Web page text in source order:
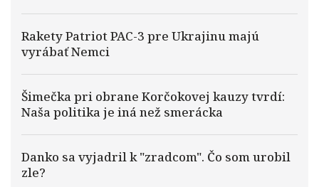
Rakety Patriot PAC-3 pre Ukrajinu majú
vyrábať Nemci
Šimečka pri obrane Korčokovej kauzy tvrdí:
Naša politika je iná než smerácka
Danko sa vyjadril k "zradcom". Čo som urobil
zle?